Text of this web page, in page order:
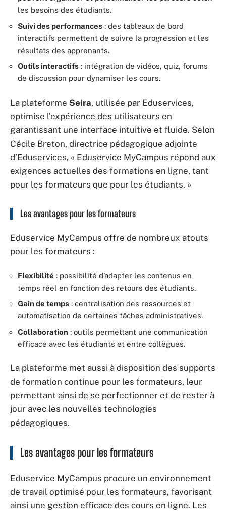
les besoins des étudiants.
Suivi des performances : des tableaux de bord
interactifs permettent de suivre la progression et les
résultats des apprenants.
Outils interactifs : intégration de vidéos, quiz, forums
de discussion pour dynamiser les cours.
La plateforme Seira, utilisée par Eduservices,
optimise l’expérience des utilisateurs en
garantissant une interface intuitive et fluide. Selon
Cécile Breton, directrice pédagogique adjointe
d’Eduservices, « Eduservice MyCampus répond aux
exigences actuelles des formations en ligne, tant
pour les formateurs que pour les étudiants. »
Les avantages pour les formateurs
Eduservice MyCampus offre de nombreux atouts
pour les formateurs :
Flexibilité : possibilité d’adapter les contenus en
temps réel en fonction des retours des étudiants.
Gain de temps : centralisation des ressources et
automatisation de certaines tâches administratives.
Collaboration : outils permettant une communication
efficace avec les étudiants et entre collègues.
La plateforme met aussi à disposition des supports
de formation continue pour les formateurs, leur
permettant ainsi de se perfectionner et de rester à
jour avec les nouvelles technologies
pédagogiques.
Les avantages pour les formateurs
Eduservice MyCampus procure un environnement
de travail optimisé pour les formateurs, favorisant
ainsi une gestion efficace des cours en ligne. Les